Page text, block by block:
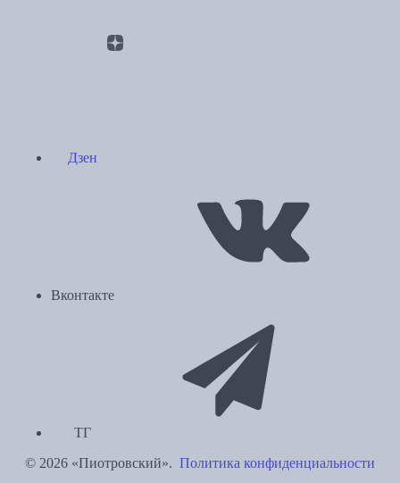
Дзен
Вконтакте
ТГ
© 2026 «Пиотровский». Политика конфиденциальности